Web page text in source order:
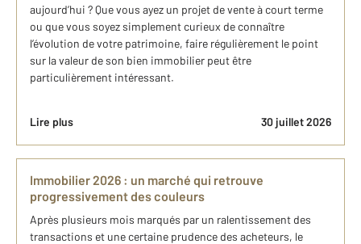
aujourd’hui ? Que vous ayez un projet de vente à court terme
ou que vous soyez simplement curieux de connaître
l’évolution de votre patrimoine, faire régulièrement le point
sur la valeur de son bien immobilier peut être
particulièrement intéressant.
Lire plus 30 juillet 2026
Immobilier 2026 : un marché qui retrouve
progressivement des couleurs
Après plusieurs mois marqués par un ralentissement des
transactions et une certaine prudence des acheteurs, le